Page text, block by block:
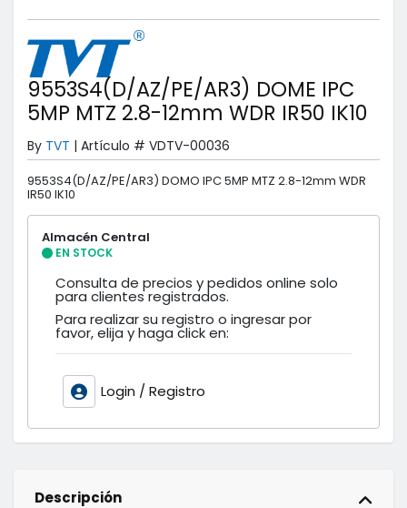
9553S4(D/AZ/PE/AR3) DOME IPC
5MP MTZ 2.8-12mm WDR IR50 IK10
By TVT | Artículo # VDTV-00036
9553S4(D/AZ/PE/AR3) DOMO IPC 5MP MTZ 2.8-12mm WDR
IR50 IK10
Almacén Central
EN STOCK
Consulta de precios y pedidos online solo
para clientes registrados.
Para realizar su registro o ingresar por
favor, elija y haga click en:
Login / Registro
Descripción